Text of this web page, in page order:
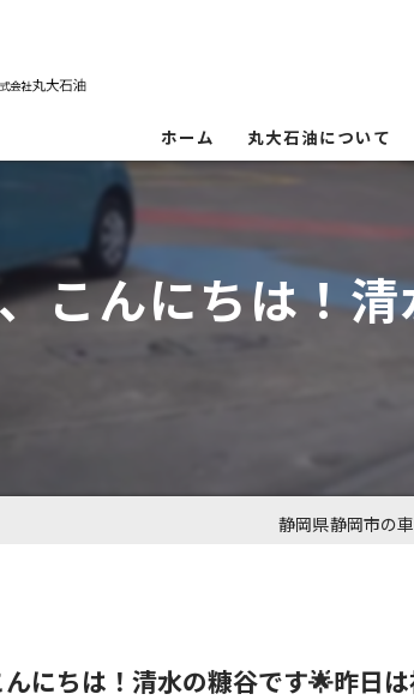
ホーム 丸大石油について
こんにちは！
静岡県静岡市の
にちは！清水の糠谷です🌟昨日